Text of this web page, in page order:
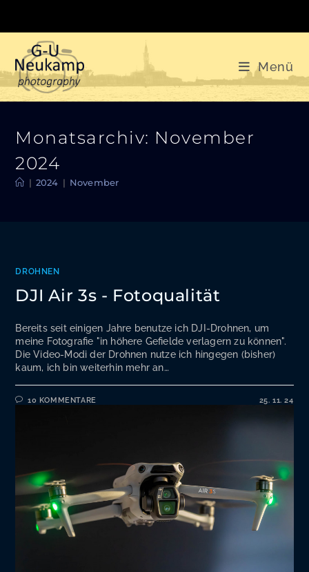
springen
Menü
Monatsarchiv: November
2024
| 2024 | November
DROHNEN
DJI Air 3s - Fotoqualität
Bereits seit einigen Jahre benutze ich DJI-Drohnen, um
meine Fotografie "in höhere Gefielde verlagern zu können".
Die Video-Modi der Drohnen nutze ich hingegen (bisher)
kaum, ich bin weiterhin mehr an…
10 KOMMENTARE 25. 11. 24